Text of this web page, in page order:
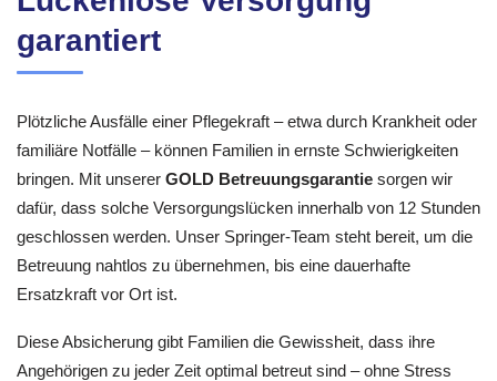
garantiert
Plötzliche Ausfälle einer Pflegekraft – etwa durch Krankheit oder
familiäre Notfälle – können Familien in ernste Schwierigkeiten
bringen. Mit unserer GOLD Betreuungsgarantie sorgen wir
dafür, dass solche Versorgungslücken innerhalb von 12 Stunden
geschlossen werden. Unser Springer-Team steht bereit, um die
Betreuung nahtlos zu übernehmen, bis eine dauerhafte
Ersatzkraft vor Ort ist.
Diese Absicherung gibt Familien die Gewissheit, dass ihre
Angehörigen zu jeder Zeit optimal betreut sind – ohne Stress